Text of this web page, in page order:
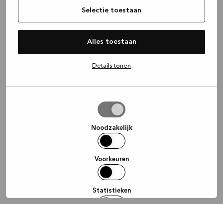
Selectie toestaan
Alles toestaan
Details tonen
Noodzakelijk
Voorkeuren
Statistieken